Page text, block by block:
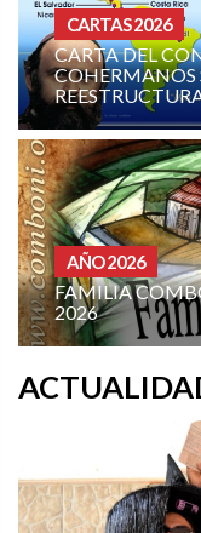
A LOS
DE
JULIO-AGOSTO